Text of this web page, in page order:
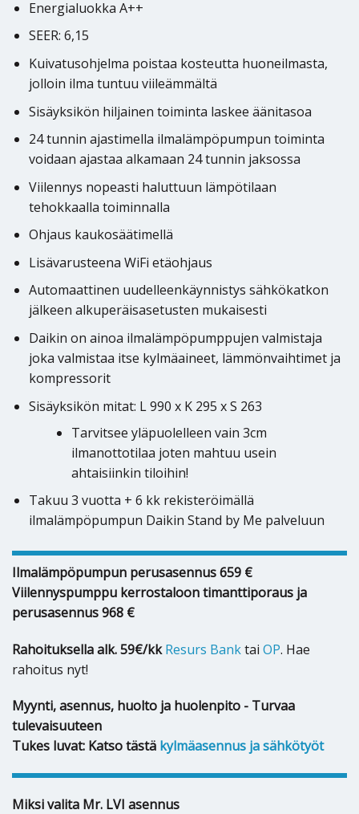
Energialuokka A++
SEER: 6,15
Kuivatusohjelma poistaa kosteutta huoneilmasta,
jolloin ilma tuntuu viileämmältä
Sisäyksikön hiljainen toiminta laskee äänitasoa
24 tunnin ajastimella ilmalämpöpumpun toiminta
voidaan ajastaa alkamaan 24 tunnin jaksossa
Viilennys nopeasti haluttuun lämpötilaan
tehokkaalla toiminnalla
Ohjaus kaukosäätimellä
Lisävarusteena WiFi etäohjaus
Automaattinen uudelleenkäynnistys sähkökatkon
jälkeen alkuperäisasetusten mukaisesti
Daikin on ainoa ilmalämpöpumppujen valmistaja
joka valmistaa itse kylmäaineet, lämmönvaihtimet ja
kompressorit
Sisäyksikön mitat: L 990 x K 295 x S 263
Tarvitsee yläpuolelleen vain 3cm
ilmanottotilaa joten mahtuu usein
ahtaisiinkin tiloihin!
Takuu 3 vuotta + 6 kk rekisteröimällä
ilmalämpöpumpun Daikin Stand by Me palveluun
Ilmalämpöpumpun perusasennus 659 €
Viilennyspumppu kerrostaloon timanttiporaus ja
perusasennus 968 €
Rahoituksella alk. 59€/kk Resurs Banktai OP. Hae
rahoitus nyt!
Myynti, asennus, huolto ja huolenpito - Turvaa
tulevaisuuteen
Tukes luvat: Katso tästä kylmäasennus ja sähkötyöt
Miksi valita Mr. LVI asennus